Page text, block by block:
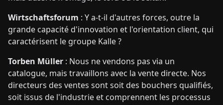
Wirtschaftsforum : Y a-t-il d'autres forces, outre la
grande capacité d'innovation et l'orientation client, qui
caractérisent le groupe Kalle ?
Torben Müller : Nous ne vendons pas via un
catalogue, mais travaillons avec la vente directe. Nos
directeurs des ventes sont soit des bouchers qualifiés,
soit issus de l'industrie et comprennent les processus